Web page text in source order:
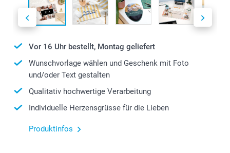
Vor 16 Uhr bestellt, Montag geliefert
Wunschvorlage wählen und Geschenk mit Foto
und/oder Text gestalten
Qualitativ hochwertige Verarbeitung
Individuelle Herzensgrüsse für die Lieben
Produktinfos